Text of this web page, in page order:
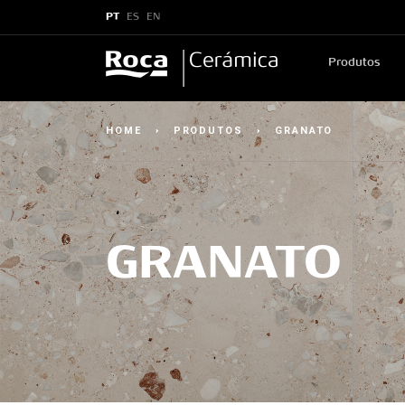
PT ES EN
Produtos
HOME › PRODUTOS › GRANATO
GRANATO